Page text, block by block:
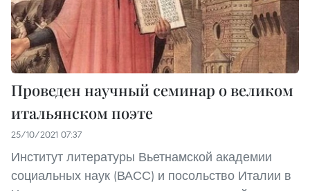
Проведен научный семинар о великом
итальянском поэте
25/10/2021 07:37
Институт литературы Вьетнамской академии
социальных наук (ВАСС) и посольство Италии в